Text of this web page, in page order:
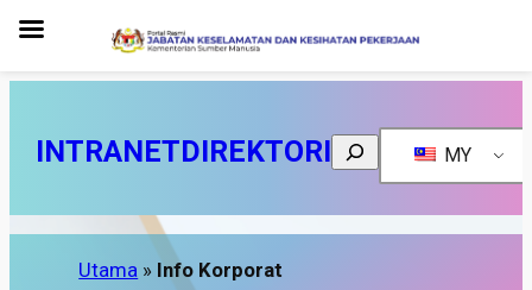
INTRANETDIREKTORI Search MY
Utama » Info Korporat